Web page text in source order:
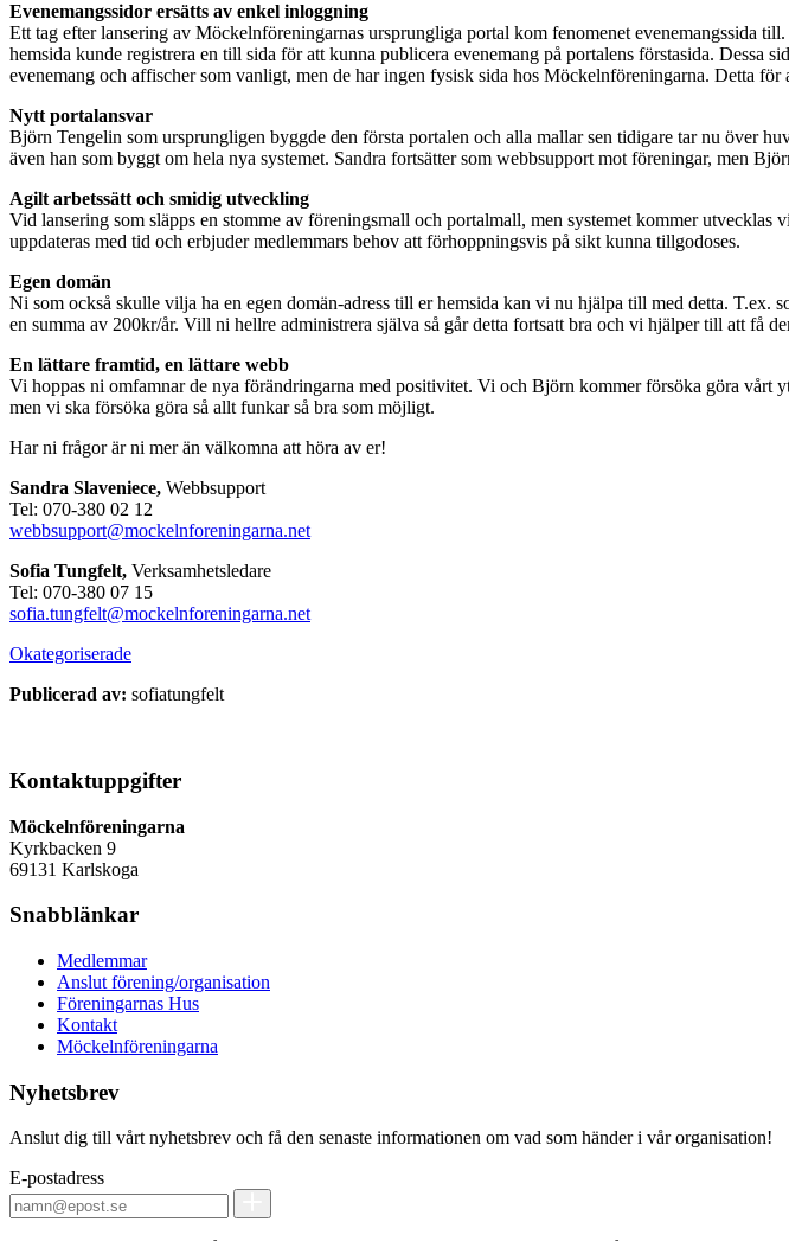
Evenemangssidor ersätts av enkel inloggning
Ett tag efter lansering av Möckelnföreningarnas ursprungliga portal kom fenomenet evenemangssida
hemsida kunde registrera en till sida för att kunna publicera evenemang på portalens förstasida. Dessa
evenemang och affischer som vanligt, men de har ingen fysisk sida hos Möckelnföreningarna. Detta
Nytt portalansvar
Björn Tengelin som ursprungligen byggde den första portalen och alla mallar sen tidigare tar nu över
även han som byggt om hela nya systemet. Sandra fortsätter som webbsupport mot föreningar, men
Agilt arbetssätt och smidig utveckling
Vid lansering som släpps en stomme av föreningsmall och portalmall, men systemet kommer
uppdateras med tid och erbjuder medlemmars behov att förhoppningsvis på sikt kunna tillgodoses.
Egen domän
Ni som också skulle vilja ha en egen domän-adress till er hemsida kan vi nu hjälpa till med detta.
en summa av 200kr/år. Vill ni hellre administrera själva så går detta fortsatt bra och vi hjälper till att få
En lättare framtid, en lättare webb
Vi hoppas ni omfamnar de nya förändringarna med positivitet. Vi och Björn kommer försöka göra vårt
men vi ska försöka göra så allt funkar så bra som möjligt.
Har ni frågor är ni mer än välkomna att höra av er!
Sandra Slaveniece, Webbsupport
Tel: 070-380 02 12
webbsupport@mockelnforeningarna.net
Sofia Tungfelt, Verksamhetsledare
Tel: 070-380 07 15
sofia.tungfelt@mockelnforeningarna.net
Okategoriserade
Publicerad av: sofiatungfelt
Kontaktuppgifter
Möckelnföreningarna
Kyrkbacken 9
69131 Karlskoga
Snabblänkar
Medlemmar
Anslut förening/organisation
Föreningarnas Hus
Kontakt
Möckelnföreningarna
Nyhetsbrev
Anslut dig till vårt nyhetsbrev och få den senaste informationen om vad som händer i vår organisation!
E-postadress